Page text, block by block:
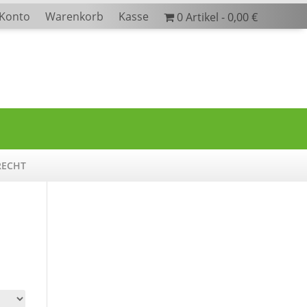
Warenkorb Kasse 0 Artikel 0,00 €